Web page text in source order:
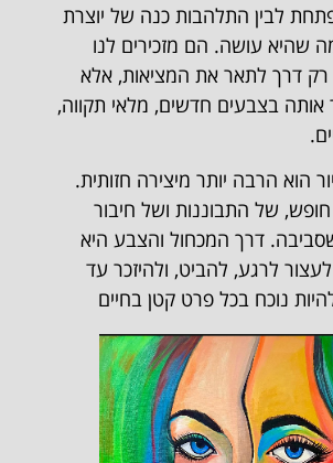
לבין התלהבות כנה של יוצרת
שהיא עושה. הם מזכירים לנו
רק דרך לתאר את המציאות, אלא
אותה בצבעים חדשים, מלאי תקווה,
הוא הרבה יותר מיצירה חזותית.
של התבוננות ושל חיבור
דרך המכחול והצבע היא
לרגע, להביט, ולהיזכר עד
נוכח בכל פרט קטן בחיים